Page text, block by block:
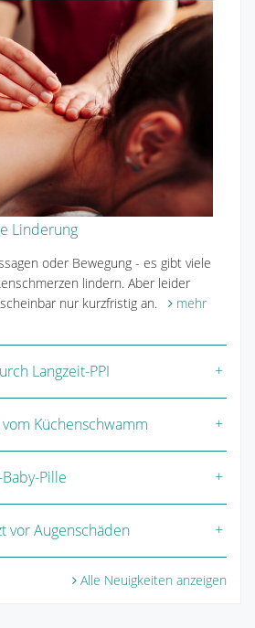
Linderung
oder Bewegung - es gibt viele
lindern. Aber leider
nur kurzfristig an.
mehr
Langzeit-PPI
Küchenschwamm
Pille
vor Augenschäden
Alle Neuigkeiten anzeigen